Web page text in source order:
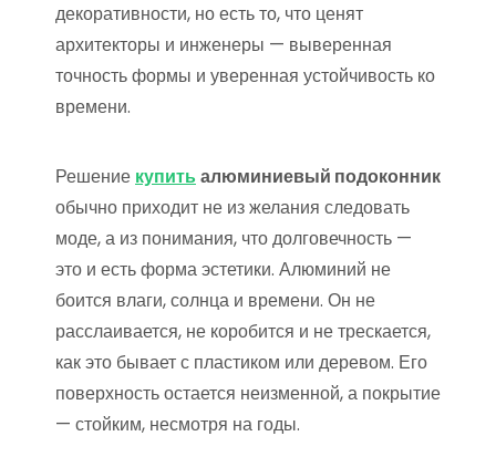
декоративности, но есть то, что ценят
архитекторы и инженеры — выверенная
точность формы и уверенная устойчивость ко
времени.
Решение купитьалюминиевый подоконник
обычно приходит не из желания следовать
моде, а из понимания, что долговечность —
это и есть форма эстетики. Алюминий не
боится влаги, солнца и времени. Он не
расслаивается, не коробится и не трескается,
как это бывает с пластиком или деревом. Его
поверхность остается неизменной, а покрытие
— стойким, несмотря на годы.